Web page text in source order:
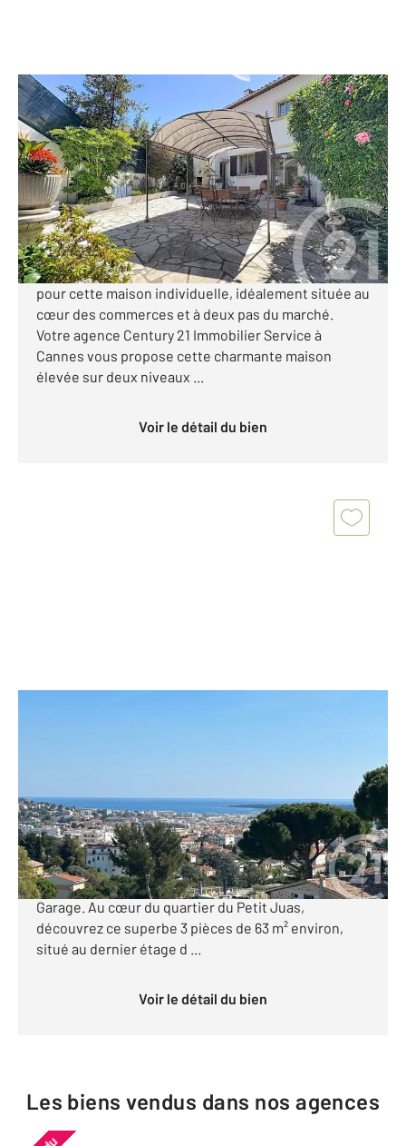
CANNES LA BOCCA 06
84 m2, 4 pièces
Ref : 63307
Maison à vendre
482 000 €
Visiter le site dédié
CANNES LA BOCCA Hypercentre : coup de cœur
pour cette maison individuelle, idéalement située au
cœur des commerces et à deux pas du marché.
Votre agence Century 21 Immobilier Service à
Cannes vous propose cette charmante maison
élevée sur deux niveaux ...
Voir le détail du bien
489 000 €
Cannes Petit Juas Dernier étage, 3 pièces 63 m²
rénové, vue mer et colline de la Californie Cave +
Garage. Au cœur du quartier du Petit Juas,
découvrez ce superbe 3 pièces de 63 m² environ,
situé au dernier étage d ...
Voir le détail du bien
Les biens vendus dans nos agences